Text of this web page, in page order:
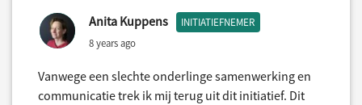
Anita Kuppens INITIATIEFNEMER
8 years ago
Vanwege een slechte onderlinge samenwerking en
communicatie trek ik mij terug uit dit initiatief. Dit